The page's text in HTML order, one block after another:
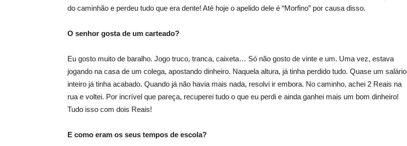
do caminhão e perdeu tudo que era dente! Até hoje o apelido dele é “Morfino” por causa disso.
O senhor gosta de um carteado?
Eu gosto muito de baralho. Jogo truco, tranca, caixeta… Só não gosto de vinte e um. Uma vez, estava
jogando na casa de um colega, apostando dinheiro. Naquela altura, já tinha perdido tudo. Quase um salário
inteiro já tinha acabado. Quando já não havia mais nada, resolvi ir embora. No caminho, achei 2 Reais na
rua e voltei. Por incrível que pareça, recuperei tudo o que eu perdi e ainda ganhei mais um bom dinheiro!
Tudo isso com dois Reais!
E como eram os seus tempos de escola?